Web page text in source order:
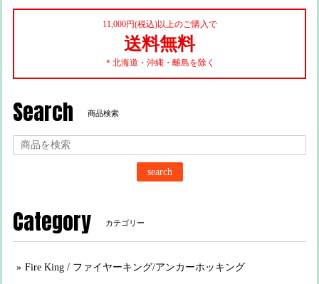
11,000円(税込)以上のご購入で
送料無料
＊北海道・沖縄・離島を除く
Search 商品検索
search
Category カテゴリー
Fire King / ファイヤーキング/アンカーホッキング